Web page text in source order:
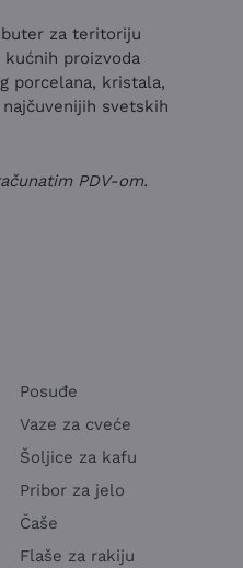
za teritoriju
proizvoda
porcelana, kristala,
svetskih
PDV-om.
Posuđe
Vaze za cveće
Šoljice za kafu
Pribor za jelo
Čaše
Flaše za rakiju